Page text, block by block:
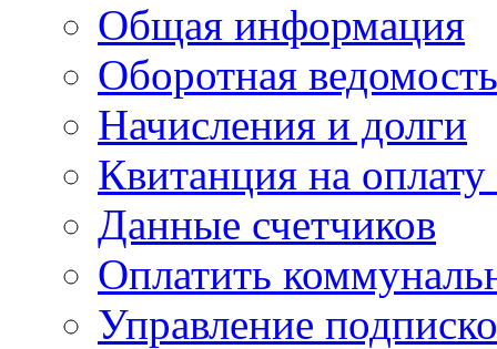
Общая информация
Оборотная ведомость
Начисления и долги
Квитанция на
Данные счетчиков
Оплатить
Управление